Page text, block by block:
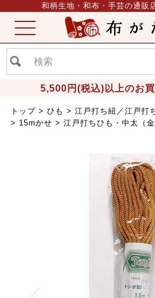
和柄生地・和布・手芸の通販
5,500円(税込)以上のお
ME
NU
トップ ひも 江戸打ち紐／江戸打
15mかせ
江戸打ちひも・中太（